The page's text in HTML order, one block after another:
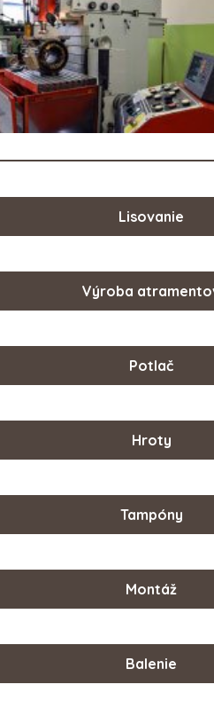
Lisovanie
Výroba
Potlač
Hroty
Tampóny
Montáž
Balenie